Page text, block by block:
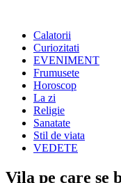
Calatorii
Curiozitati
EVENIMENT
Frumusete
Horoscop
La zi
Religie
Sanatate
Stil de viata
VEDETE
Vila pe care se